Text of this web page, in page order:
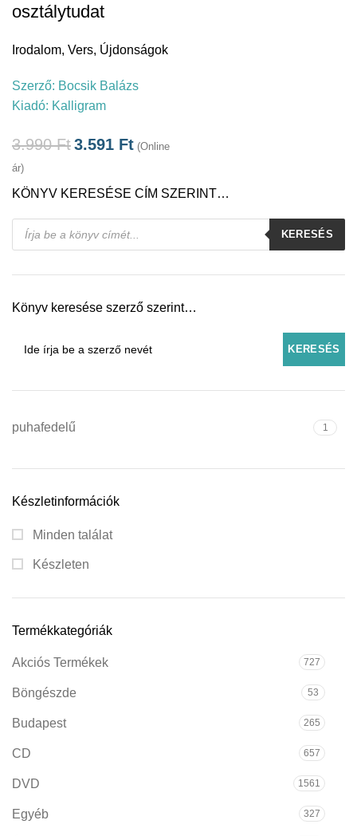
KÖNYV KERESÉSE CÍM SZERINT…
Products
search
KERESÉS
Könyv keresése szerző szerint…
puhafedelű 1
Készletinformációk
Minden találat
Készleten
Termékkategóriák
Akciós Termékek 727
Böngészde 53
Budapest 265
CD 657
DVD 1561
Egyéb 327
osztálytudat
Irodalom, Vers, Újdonságok
Szerző: Bocsik Balázs
Kiadó: Kalligram
3.990Ft3.591 Ft (Online
ár)